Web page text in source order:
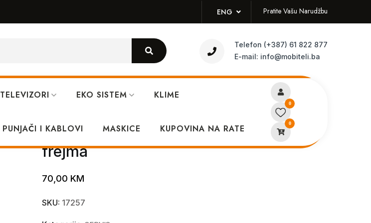
ENG Pratite Vašu Narudžbu
Telefon (+387) 61 822 877
E-mail: info@mobiteli.ba
TELEVIZORI EKO SISTEM KLIME
PUNJAČI I KABLOVI MASKICE KUPOVINA NA RATE
0
0
Display Xiaomi Redmi 9 AT original bez
frejma
70,00 KM
SKU: 17257